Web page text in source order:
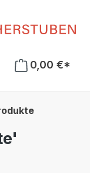
0 Produkte auf
0,00 €*